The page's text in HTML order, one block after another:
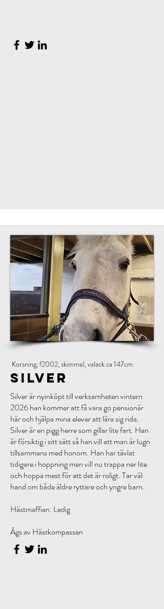
Korsning, f2002, skimmel, valack ca 147cm
Silver
Silver är nyinköpt till verksamheten vintern
2026 han kommer att få vara go pensionär
här och hjälpa mina elever att lära sig rida.
Silver är en pigg herre som gillar lite fart. Han
är försiktig i sitt sätt så han vill att man är lugn
tillsammans med honom. Han har tävlat
tidigare i hoppning men vill nu trappa ner lite
och hoppa mest för att det är roligt. Tar väl
hand om både äldre ryttare och yngre barn.
Hästmaffian: Ledig
Ägs av Hästkompassen